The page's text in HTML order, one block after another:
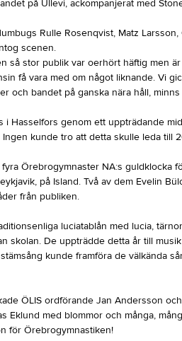
på Ullevi, ackompanjerat med
Rulle Rosenqvist, Matz
scenen.
så stor publik var oerhört häftig men
få vara med om något liknande. Vi
och bandet på ganska nära håll, minns
i Hasselfors genom ett uppträdande
Ingen kunde tro att detta skulle leda till
Örebrogymnaster NA:s guldklocka
på Island. Två av dem Evelin
från publiken.
luciatablån med lucia,
skolan. De uppträdde detta år till
kunde framföra de välkända
ÖLIS ordförande Jan Andersson
Eklund med blommor och många,
för Örebrogymnastiken!